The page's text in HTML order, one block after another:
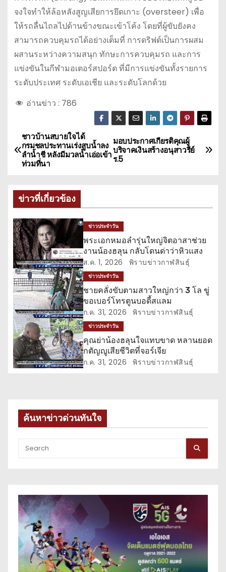
จงใจทำให้ล้อหลังสูญเสียการยึดเกาะ (oversteer) เพื่อ
ให้รถลื่นไถลไปด้านข้างขณะเข้าโค้ง โดยที่ผู้ขับยังคง
สามารถควบคุมรถได้อย่างเต็มที่ การดริฟต์เป็นการผสม
ผสานระหว่างความสนุก ทักษะการควบคุมรถ และการ
แข่งขันในกีฬามอเตอร์สปอร์ต ที่มีการแข่งขันทั้งรายการ
ระดับประเทศ ระดับเอเชีย และระดับโลกด้วย
อ่านข่าว : 786
แ
น
แ
น
ว
เ
รื่
อ
ง
มอบประกาศเกียรติคุณผู้
บริจาคเงินสร้างอนุสาวรีย์
ร.5
ชาวบ้านสบายใจได้
กรมชลประทานเร่งสูบน้ำลง
ลำน้ำชี หลังมีมวลน้ำเอ่อเข้า
ท่วมที่นา
ข่าวที่เกี่ยวข้อง
ข่าวประจำวัน
พระเอกหมอลำรุ่นใหญ่จิตอาสาช่วย
งานน้องฮลุน กลับโดนด่าว่าหิวแสง
ส.ค. 1, 2026 พิราบข่าวกาฬสินธุ์
ข่าวประจำวัน
ชายคลั่งขับตามสาวใหญ่กว่า 3 โล ขู่
ขอเบอร์โทรตูนบอดี้สแลม
ก.ค. 31, 2026 พิราบข่าวกาฬสินธุ์
ข่าวประจำวัน
คุณย่าน้องฮลุนใจแทบขาด หลานยอด
กตัญญูเสียชีวิตที่จอร์เจีย
ก.ค. 31, 2026 พิราบข่าวกาฬสินธุ์
ค้นหาข่าวด่วนทันใจ